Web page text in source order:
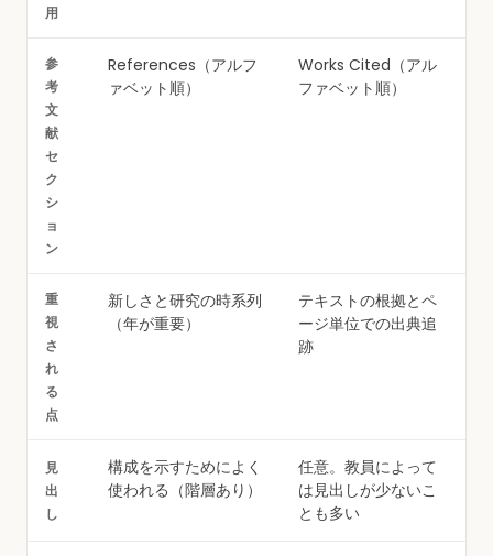
用
参
考
文
献
セ
ク
シ
ョ
ン
References（アルフ
ァベット順）
Works Cited（アル
ファベット順）
重
視
さ
れ
る
点
新しさと研究の時系列
（年が重要）
テキストの根拠とペ
ージ単位での出典追
跡
見
出
し
構成を示すためによく
使われる（階層あり）
任意。教員によって
は見出しが少ないこ
とも多い